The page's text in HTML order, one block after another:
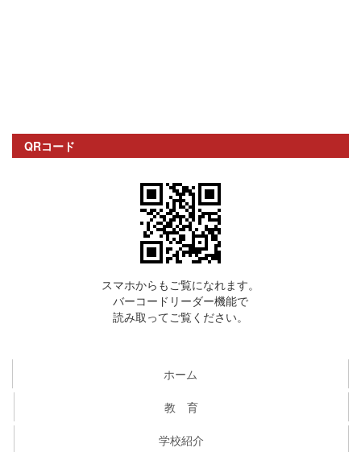
QRコード
スマホからもご覧になれます。
バーコードリーダー機能で
読み取ってご覧ください。
ホーム
教 育
学校紹介